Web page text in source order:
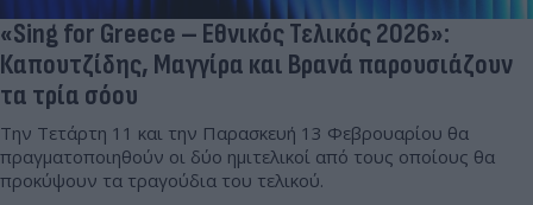
«Sing for Greece – Εθνικός Τελικός 2026»:
Καπουτζίδης, Μαγγίρα και Βρανά παρουσιάζουν
τα τρία σόου
Την Τετάρτη 11 και την Παρασκευή 13 Φεβρουαρίου θα
πραγματοποιηθούν οι δύο ημιτελικοί από τους οποίους θα
προκύψουν τα τραγούδια του τελικού.